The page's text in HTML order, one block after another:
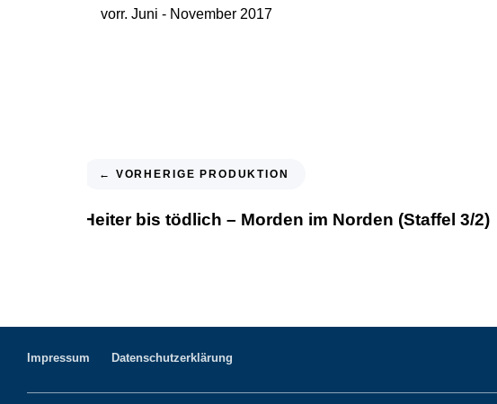
vorr. Juni - November 2017
← VORHERIGE PRODUKTION
Heiter bis tödlich – Morden im Norden (Staffel 3/2)
Impressum Datenschutzerklärung